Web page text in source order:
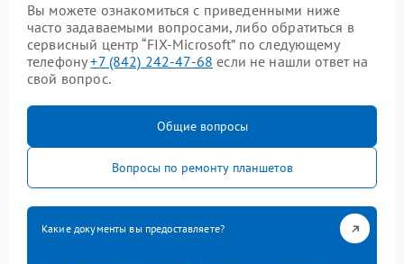
Вы можете ознакомиться с приведенными ниже
часто задаваемыми вопросами, либо обратиться в
сервисный центр “FIX-Microsoft” по следующему
телефону+7 (842) 242-47-68 если не нашли ответ на
свой вопрос.
Общие вопросы
Вопросы по ремонту планшетов
Какие документы вы предоставляете?